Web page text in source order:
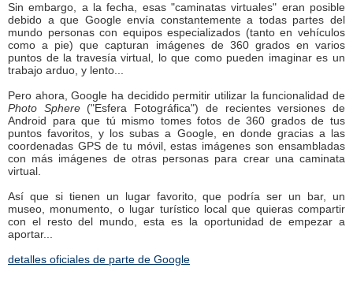
Sin embargo, a la fecha, esas "caminatas virtuales" eran posible
debido a que Google envía constantemente a todas partes del
mundo personas con equipos especializados (tanto en vehículos
como a pie) que capturan imágenes de 360 grados en varios
puntos de la travesía virtual, lo que como pueden imaginar es un
trabajo arduo, y lento...
Pero ahora, Google ha decidido permitir utilizar la funcionalidad de
Photo Sphere("Esfera Fotográfica") de recientes versiones de
Android para que tú mismo tomes fotos de 360 grados de tus
puntos favoritos, y los subas a Google, en donde gracias a las
coordenadas GPS de tu móvil, estas imágenes son ensambladas
con más imágenes de otras personas para crear una caminata
virtual.
Así que si tienen un lugar favorito, que podría ser un bar, un
museo, monumento, o lugar turístico local que quieras compartir
con el resto del mundo, esta es la oportunidad de empezar a
aportar...
detalles oficiales de parte de Google